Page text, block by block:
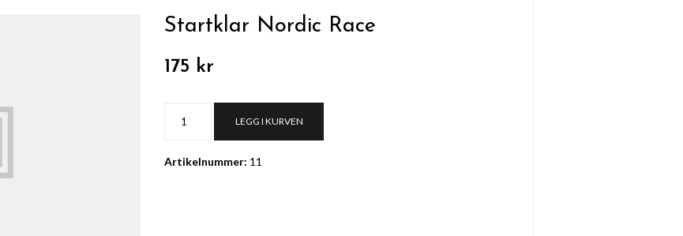
Startklar Nordic Race
175 kr
LEGG I KURVEN
Artikelnummer: 11